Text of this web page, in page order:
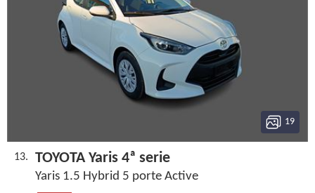
19
13. TOYOTA Yaris 4ª serie
Yaris 1.5 Hybrid 5 porte Active